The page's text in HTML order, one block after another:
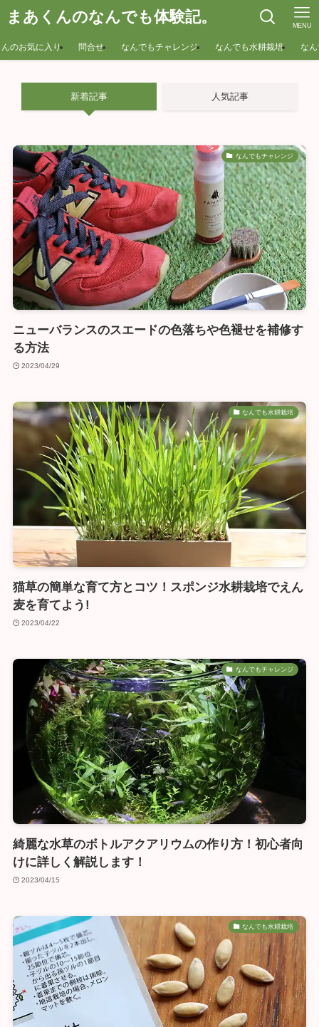
まあくんのなんでも体験記。 MENU
のお気に入り 問合せ なんでもチャレンジ なんでも水耕栽培 な
新着記事 人気記事
なんでもチャレンジ
ニューバランスのスエードの色落ちや色褪せを補修す
る方法
2023/04/29
なんでも水耕栽培
猫草の簡単な育て方とコツ！スポンジ水耕栽培でえん
麦を育てよう!
2023/04/22
なんでもチャレンジ
綺麗な水草のボトルアクアリウムの作り方！初心者向
けに詳しく解説します！
2023/04/15
なんでも水耕栽培